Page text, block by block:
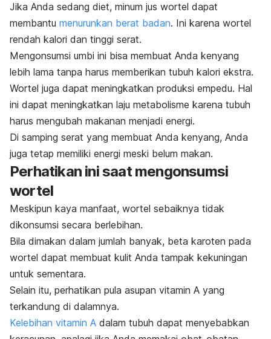
Jika Anda sedang diet, minum jus wortel dapat
membantu menurunkan berat badan. Ini karena wortel
rendah kalori dan tinggi serat.
Mengonsumsi umbi ini bisa membuat Anda kenyang
lebih lama tanpa harus memberikan tubuh kalori ekstra.
Wortel juga dapat meningkatkan produksi empedu. Hal
ini dapat meningkatkan laju metabolisme karena tubuh
harus mengubah makanan menjadi energi.
Di samping serat yang membuat Anda kenyang, Anda
juga tetap memiliki energi meski belum makan.
Perhatikan ini saat mengonsumsi
wortel
Meskipun kaya manfaat, wortel sebaiknya tidak
dikonsumsi secara berlebihan.
Bila dimakan dalam jumlah banyak, beta karoten pada
wortel dapat membuat kulit Anda tampak kekuningan
untuk sementara.
Selain itu, perhatikan pula asupan vitamin A yang
terkandung di dalamnya.
Kelebihan vitamin A dalam tubuh dapat menyebabkan